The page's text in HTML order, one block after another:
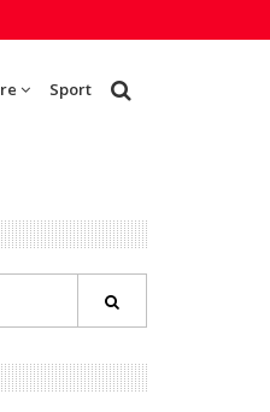
Sport